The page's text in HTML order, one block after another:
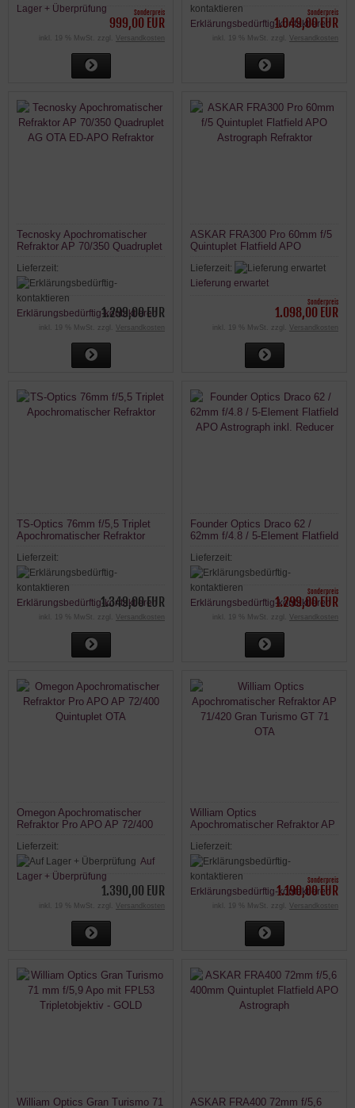
Lager + Überprüfung
Sonderpreis
999,00 EUR
inkl. 19 % MwSt. zzgl. Versandkosten
Erklärungsbedürftig-kontaktieren
Sonderpreis
1.049,00 EUR
inkl. 19 % MwSt. zzgl. Versandkosten
Tecnosky Apochromatischer
Refraktor AP 70/350 Quadruplet
Lieferzeit:
Erklärungsbedürftig-kontaktieren
1.299,00 EUR
inkl. 19 % MwSt. zzgl. Versandkosten
ASKAR FRA300 Pro 60mm f/5
Quintuplet Flatfield APO
Lieferzeit:
Lieferung erwartet
Sonderpreis
1.098,00 EUR
inkl. 19 % MwSt. zzgl. Versandkosten
TS-Optics 76mm f/5,5 Triplet
Apochromatischer Refraktor
Lieferzeit:
Erklärungsbedürftig-kontaktieren
1.349,00 EUR
inkl. 19 % MwSt. zzgl. Versandkosten
Founder Optics Draco 62 /
62mm f/4.8 / 5-Element Flatfield
Lieferzeit:
Erklärungsbedürftig-kontaktieren
Sonderpreis
1.299,00 EUR
inkl. 19 % MwSt. zzgl. Versandkosten
Omegon Apochromatischer
Refraktor Pro APO AP 72/400
Lieferzeit:
Auf
Lager + Überprüfung
1.390,00 EUR
inkl. 19 % MwSt. zzgl. Versandkosten
William Optics
Apochromatischer Refraktor AP
OTA
Lieferzeit:
Erklärungsbedürftig-kontaktieren
Sonderpreis
1.190,00 EUR
inkl. 19 % MwSt. zzgl. Versandkosten
William Optics Gran Turismo 71 ASKAR FRA400 72mm f/5,6